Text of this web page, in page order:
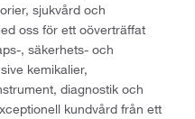
sjukvård och
oss för ett oöverträffat
, säkerhets- och
kemikalier,
diagnostik och
kundvård från ett